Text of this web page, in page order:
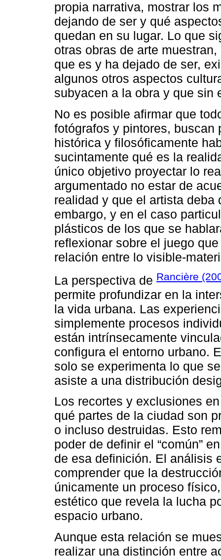
propia narrativa, mostrar los
dejando de ser y qué
quedan en su lugar. Lo que
otras obras de arte
que es y ha dejado de ser,
algunos otros aspectos
subyacen a la obra y que sin
No es posible afirmar que
fotógrafos y pintores, buscan
histórica y filosóficamente
sucintamente qué es la
único objetivo proyectar lo
argumentado no estar de
realidad y que el artista
embargo, y en el caso
plásticos de los que se
reflexionar sobre el juego
relación entre lo visible-
La perspectiva de Rancière
permite profundizar en la
la vida urbana. Las
simplemente procesos
están intrínsecamente
configura el entorno urbano.
solo se experimenta lo que
asiste a una distribución
Los recortes y exclusiones
qué partes de la ciudad son
o incluso destruidas. Esto
poder de definir el “común”
de esa definición. El análisis
comprender que la
únicamente un proceso
estético que revela la lucha
espacio urbano.
Aunque esta relación se
realizar una distinción entre